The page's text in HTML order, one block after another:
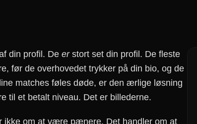
din profil. De erstort set din profil. De fleste
før de overhovedet trykker på din bio, og de
matches føles døde, er den ærlige løsning
til et betalt niveau. Det er billederne.
ikke om at være pænere. Det handler om at